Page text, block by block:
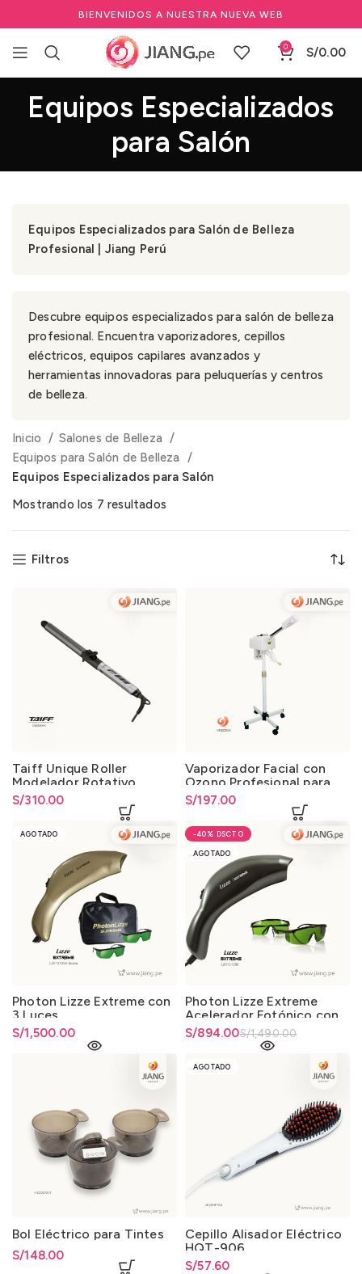
BIENVENIDOS A NUESTRA NUEVA WEB
0 S/0.00
Equipos Especializados
para Salón
Equipos Especializados para Salón de Belleza
Profesional | Jiang Perú
Descubre equipos especializados para salón de belleza
profesional. Encuentra vaporizadores, cepillos
eléctricos, equipos capilares avanzados y
herramientas innovadoras para peluquerías y centros
de belleza.
Inicio
Salones de Belleza
Equipos para Salón de Belleza
Equipos Especializados para Salón
Mostrando los 7 resultados
Filtros
Taiff Unique Roller
Modelador Rotativo
Profesional con Tubo
Cerámico 25mm
S/310.00
Vaporizador Facial con
Ozono Profesional para
Salones
S/197.00
AGOTADO
Photon Lizze Extreme con
3 Luces
S/1,500.00
-40%
AGOTADO
Photon Lizze Extreme
Acelerador Fotónico con
Luz Azul y Roja
S/1,490.00
El precio original era:
S/894.00
El precio actual es:
Bol Eléctrico para Tintes
S/148.00
AGOTADO
Cepillo Alisador Eléctrico
HQT-906
S/57.60